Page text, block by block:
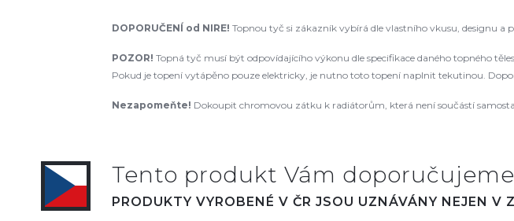
DOPORUČENÍ od NIRE! Topnou tyč si zákazník vybírá dle vlastního vkusu, designu a
POZOR! Topná tyč musí být odpovídajícího výkonu dle specifikace daného topného
Pokud je topení vytápěno pouze elektricky, je nutno toto topení naplnit tekutinou.
Nezapomeňte! Dokoupit chromovou zátku k radiátorům, která není součástí
Tento produkt Vám
PRODUKTY VYROBENÉ V ČR JSOU UZNÁVÁNY NEJEN